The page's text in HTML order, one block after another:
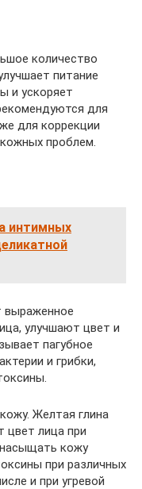
количество
питание
и ускоряет
для
для коррекции
проблем.
интимных
выраженное
улучшают цвет и
пагубное
и грибки,
Желтая глина
цвет лица при
кожу
при различных
и при угревой